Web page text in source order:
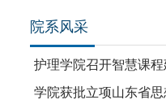
院系风采
护理学院召开智慧课
学院获批立项山东省